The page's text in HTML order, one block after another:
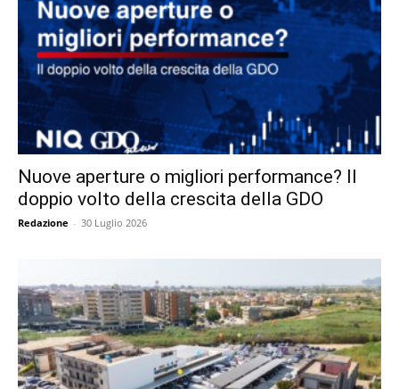
Nuove aperture o migliori performance? Il
doppio volto della crescita della GDO
Redazione - 30 Luglio 2026